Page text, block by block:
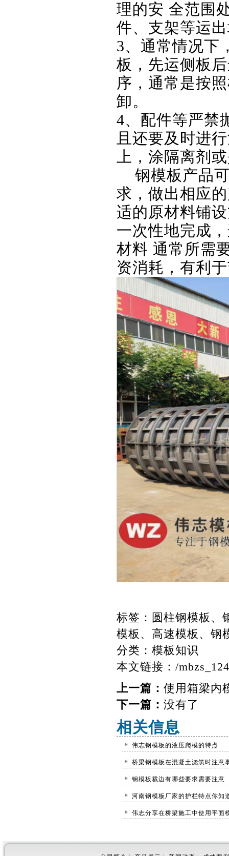
理的安 全范围
件、支架等运
3、通常情况下
板，先运侧板
序，通常是按
卸。
4、配件等严禁
且还要及时进
上，涂隔离剂
钢模板产品可
求，做出相应
适的原材料铺
一次性地完成
材料 通常所需
资消耗，有利
标签： 圆柱钢模板、
模板、高速模板、钢
分类： 模板知识
本文链接： /
上一篇： 使用箱梁内
下一篇： 没有了
相关信息
伟志钢模板的液压爬模的特点
桥梁钢模板在混凝土浇筑时注意
钢模板裁边有哪些要求需要注意
河南钢模板厂家的护栏特点你知
伟志分享在桥梁施工中使用平面